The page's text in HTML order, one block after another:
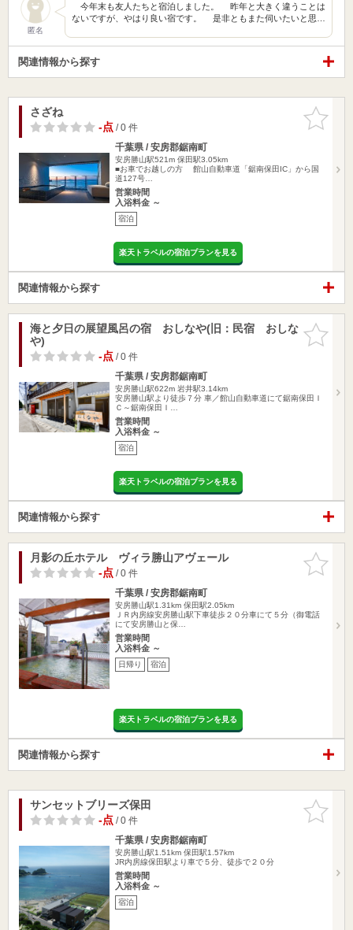
匿名
今年末も友人たちと宿泊しました。 昨年と大きく違うことは
ないですが、やはり良い宿です。 是非ともまた伺いたいと思…
関連情報から探す
お気に入
りに追加
さざね
-点/ 0 件
千葉県 / 安房郡鋸南町
安房勝山駅521m 保田駅3.05km
■お車でお越しの方 館山自動車道「鋸南保田IC」から国
道127号…
営業時間
入浴料金 ～
宿泊
楽天トラベルの宿泊プランを見る
関連情報から探す
お気に入
りに追加
海と夕日の展望風呂の宿 おしなや(旧：民宿 おしな
や)
-点/ 0 件
千葉県 / 安房郡鋸南町
安房勝山駅622m 岩井駅3.14km
安房勝山駅より徒歩７分 車／館山自動車道にて鋸南保田Ｉ
Ｃ～鋸南保田Ｉ…
営業時間
入浴料金 ～
宿泊
楽天トラベルの宿泊プランを見る
関連情報から探す
お気に入
りに追加
月影の丘ホテル ヴィラ勝山アヴェール
-点/ 0 件
千葉県 / 安房郡鋸南町
安房勝山駅1.31km 保田駅2.05km
ＪＲ内房線安房勝山駅下車徒歩２０分車にて５分（御電話
にて安房勝山と保…
営業時間
入浴料金 ～
日帰り 宿泊
楽天トラベルの宿泊プランを見る
関連情報から探す
お気に入
りに追加
サンセットブリーズ保田
-点/ 0 件
千葉県 / 安房郡鋸南町
安房勝山駅1.51km 保田駅1.57km
JR内房線保田駅より車で５分、徒歩で２０分
営業時間
入浴料金 ～
宿泊